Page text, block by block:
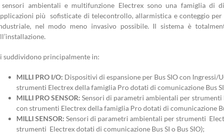
ambientali e multifunzione Electrex sono una famiglia di
più sofisticate di telecontrollo, allarmistica e conteggio
nel modo meno invasivo possibile. Il sistema è
suddividono principalmente in:
MILLI PRO I/O: Dispositivi di espansione per Bus SIO con
strumenti Electrex della famiglia Pro dotati di comunicazione Bus
MILLI PRO SENSOR: Sensori di parametri ambientali per
con strumenti Electrex della famiglia Pro dotati di comunicazione
MILLI SENSOR: Sensori di parametri ambientali per strumenti
strumenti Electrex dotati di comunicazione Bus SI o Bus SIO);